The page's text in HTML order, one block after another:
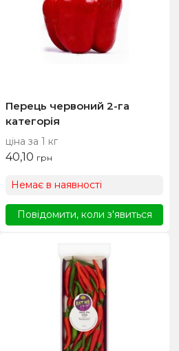
Перець червоний 2-га
категорія
ціна за 1 кг
40,10 грн
Немає в наявності
Повідомити, коли з'явиться